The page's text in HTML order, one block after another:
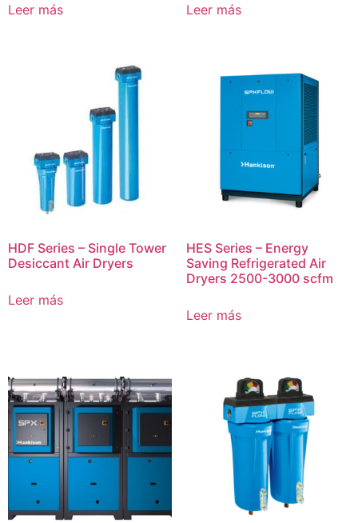
Leer más Leer más
HDF Series – Single Tower
Desiccant Air Dryers
Leer más
HES Series – Energy
Saving Refrigerated Air
Dryers 2500-3000 scfm
Leer más